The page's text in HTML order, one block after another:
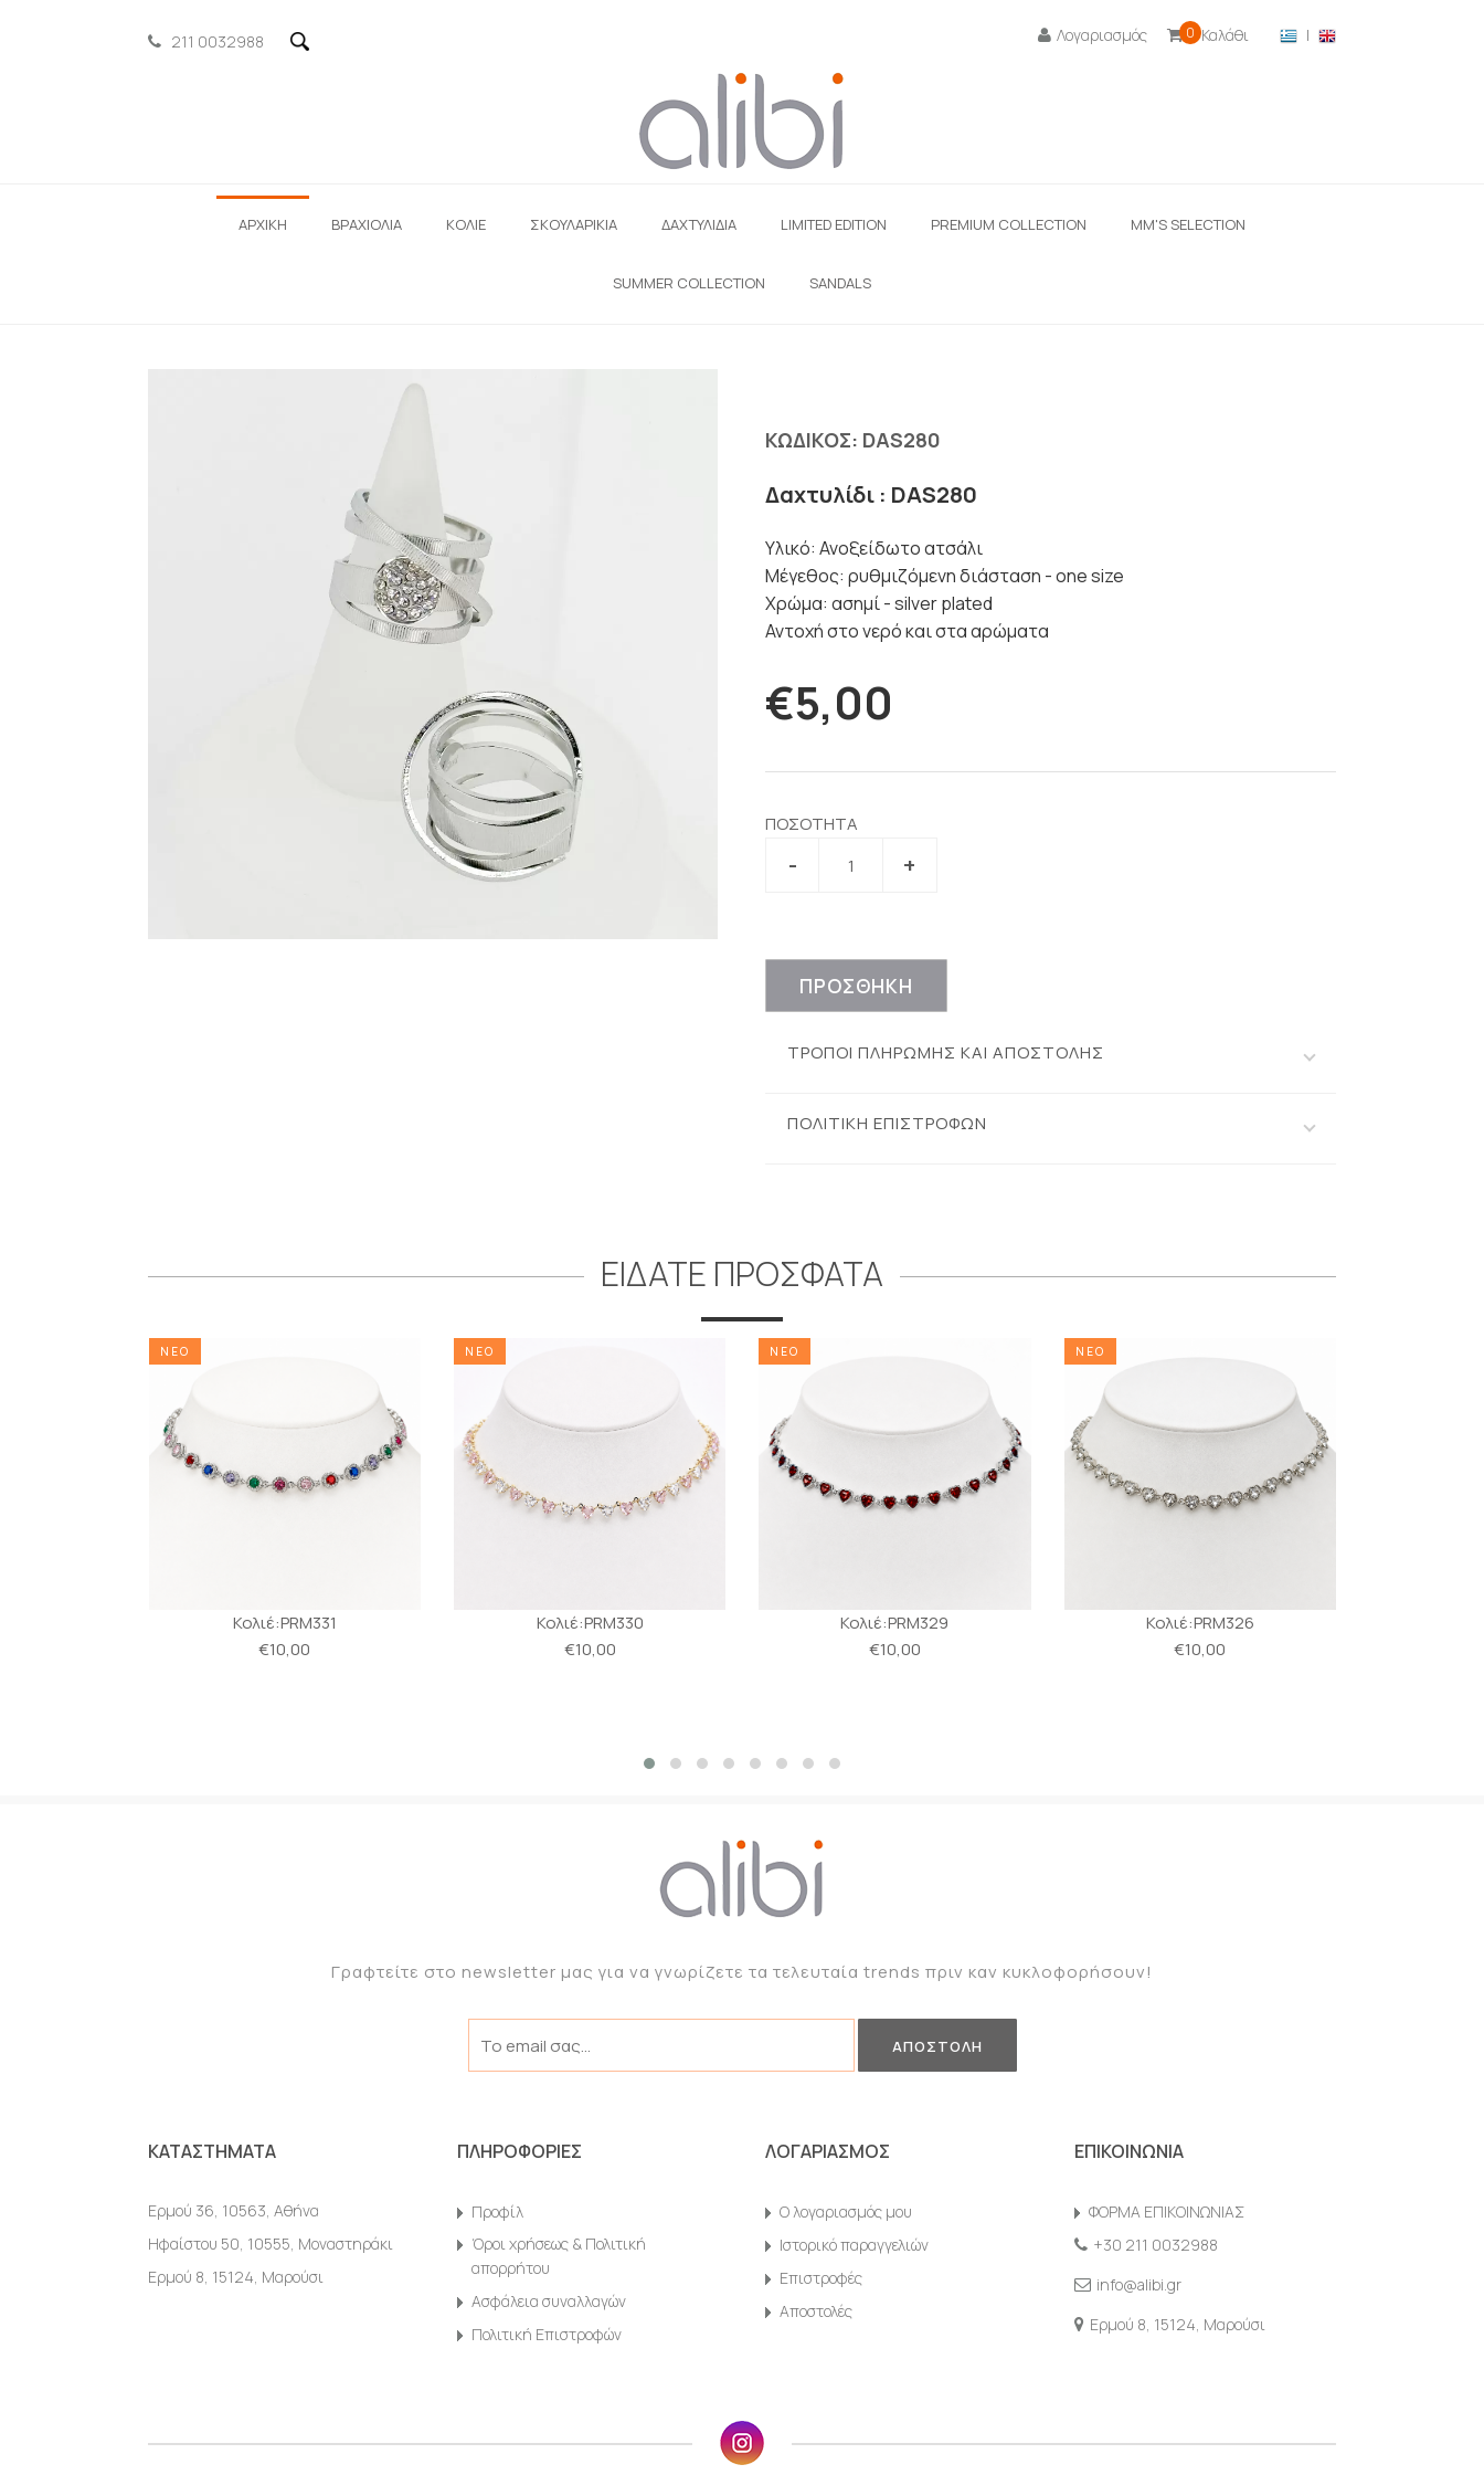
211 0032988 Λογαριασμός  0 Καλάθι |
ΑΡΧΙΚΗ ΒΡΑΧΙΟΛΙΑ ΚΟΛΙΕ ΣΚΟΥΛΑΡΊΚΙΑ ΔΑΧΤΥΛΙΔΙΑ LIMITED EDITION PREMIUM COLLECTION ΜΜ'S SELECTION
SUMMER COLLECTION SANDALS
ΚΩΔΙΚΟΣ: DAS280
Δαχτυλίδι : DAS280
Υλικό: Ανοξείδωτο ατσάλι
Μέγεθος: ρυθμιζόμενη διάσταση - one size
Χρώμα: ασημί - silver plated
Αντοχή στο νερό και στα αρώματα
€5,00
ΠΟΣΟΤΗΤΑ
ΠΡΟΣΘΗΚΗ
ΤΡΟΠΟΙ ΠΛΗΡΩΜΗΣ ΚΑΙ ΑΠΟΣΤΟΛΗΣ
ΠΟΛΙΤΙΚΗ ΕΠΙΣΤΡΟΦΩΝ
ΕΙΔΑΤΕ ΠΡΟΣΦΑΤΑ
ΝΕΟ
Κολιέ:PRM331
€10,00
ΝΕΟ
Κολιέ:PRM330
€10,00
ΝΕΟ
Κολιέ:PRM329
€10,00
ΝΕΟ
Κολιέ:PRM326
€10,00
Γραφτείτε στο newsletter μας για να γνωρίζετε τα τελευταία trends πριν καν κυκλοφορήσουν!
ΚΑΤΑΣΤΗΜΑΤΑ
Ερμού 36, 10563, Αθήνα
Ηφαίστου 50, 10555, Μοναστηράκι
Ερμού 8, 15124, Μαρούσι
ΠΛΗΡΟΦΟΡΙΕΣ
Προφίλ
Όροι χρήσεως & Πολιτική
απορρήτου
Ασφάλεια συναλλαγών
Πολιτική Επιστροφών
ΛΟΓΑΡΙΑΣΜΟΣ
O λογαριασμός μου
Ιστορικό παραγγελιών
Επιστροφές
Αποστολές
ΕΠΙΚΟΙΝΩΝΙΑ
ΦΟΡΜΑ ΕΠΙΚΟΙΝΩΝΙΑΣ
+30 211 0032988
info@alibi.gr
Ερμού 8, 15124, Μαρούσι